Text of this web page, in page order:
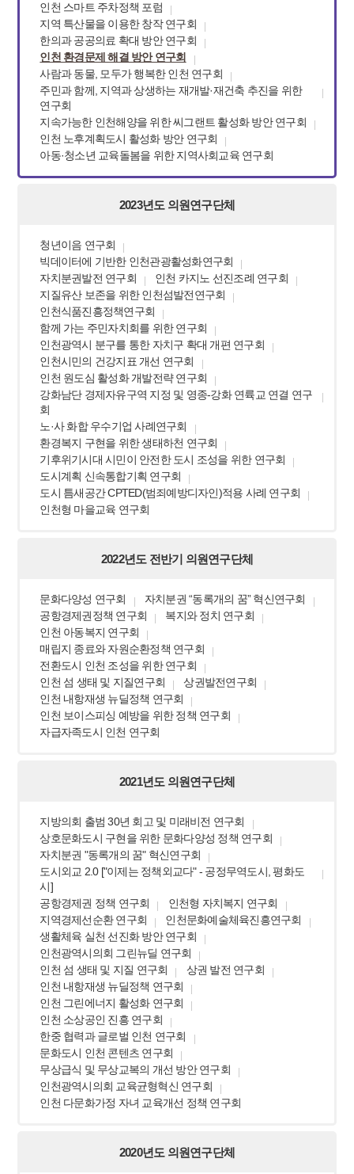
인천 스마트 주차정책 포럼
지역 특산물을 이용한 창작 연구회
한의과 공공의료 확대 방안 연구회
인천 환경문제 해결 방안 연구회
사람과 동물, 모두가 행복한 인천 연구회
주민과 함께, 지역과 상생하는 재개발·재건축 추진을 위한
연구회
지속가능한 인천해양을 위한 씨그랜트 활성화 방안 연구회
인천 노후계획도시 활성화 방안 연구회
아동·청소년 교육돌봄을 위한 지역사회교육 연구회
2023년도 의원연구단체
청년이음 연구회
빅데이터에 기반한 인천관광활성화연구회
자치분권발전 연구회
인천 카지노 선진조례 연구회
지질유산 보존을 위한 인천섬발전연구회
인천식품진흥정책연구회
함께 가는 주민자치회를 위한 연구회
인천광역시 분구를 통한 자치구 확대 개편 연구회
인천시민의 건강지표 개선 연구회
인천 원도심 활성화 개발전략 연구회
강화남단 경제자유구역 지정 및 영종-강화 연륙교 연결 연구
회
노·사 화합 우수기업 사례연구회
환경복지 구현을 위한 생태하천 연구회
기후위기시대 시민이 안전한 도시 조성을 위한 연구회
도시계획 신속통합기획 연구회
도시 틈새공간 CPTED(범죄예방디자인)적용 사례 연구회
인천형 마을교육 연구회
2022년도 전반기 의원연구단체
문화다양성 연구회
자치분권 “동록개의 꿈” 혁신연구회
공항경제권정책 연구회
복지와 정치 연구회
인천 아동복지 연구회
매립지 종료와 자원순환정책 연구회
전환도시 인천 조성을 위한 연구회
인천 섬 생태 및 지질연구회
상권발전연구회
인천 내항재생 뉴딜정책 연구회
인천 보이스피싱 예방을 위한 정책 연구회
자급자족도시 인천 연구회
2021년도 의원연구단체
지방의회 출범 30년 회고 및 미래비전 연구회
상호문화도시 구현을 위한 문화다양성 정책 연구회
자치분권 "동록개의 꿈" 혁신연구회
도시외교 2.0 ["이제는 정책외교다" - 공정무역도시, 평화도
시]
공항경제권 정책 연구회
인천형 자치복지 연구회
지역경제선순환 연구회
인천문화예술체육진흥연구회
생활체육 실천 선진화 방안 연구회
인천광역시의회 그린뉴딜 연구회
인천 섬 생태 및 지질 연구회
상권 발전 연구회
인천 내항재생 뉴딜정책 연구회
인천 그린에너지 활성화 연구회
인천 소상공인 진흥 연구회
한중 협력과 글로벌 인천 연구회
문화도시 인천 콘텐츠 연구회
무상급식 및 무상교복의 개선 방안 연구회
인천광역시의회 교육균형혁신 연구회
인천 다문화가정 자녀 교육개선 정책 연구회
2020년도 의원연구단체